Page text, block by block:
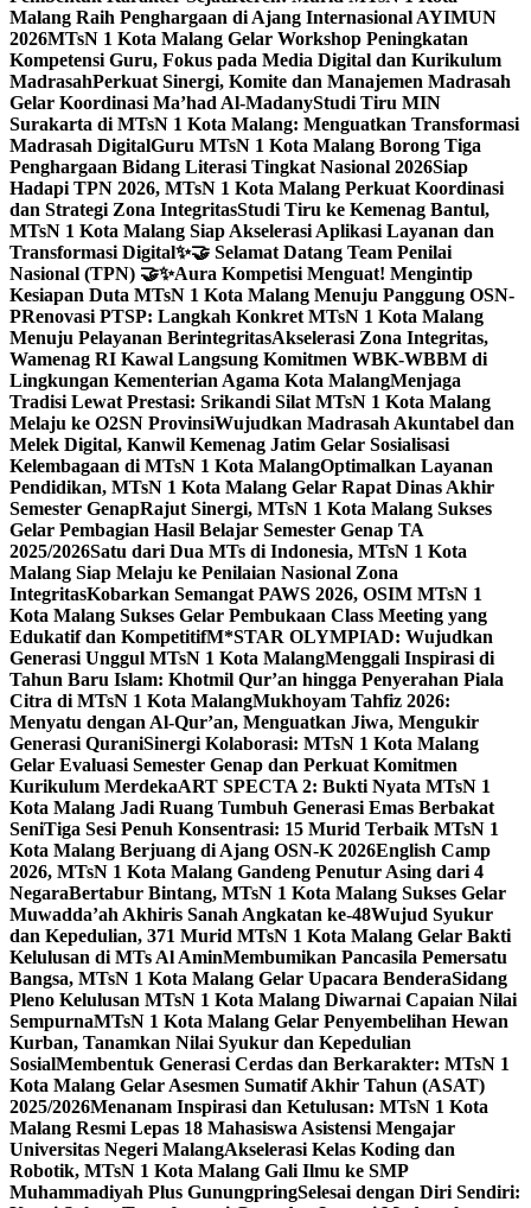
Malang Raih Penghargaan di Ajang Internasional AYIMUN
2026MTsN 1 Kota Malang Gelar Workshop Peningkatan
Kompetensi Guru, Fokus pada Media Digital dan Kurikulum
MadrasahPerkuat Sinergi, Komite dan Manajemen Madrasah
Gelar Koordinasi Ma’had Al-MadanyStudi Tiru MIN
Surakarta di MTsN 1 Kota Malang: Menguatkan Transformasi
Madrasah DigitalGuru MTsN 1 Kota Malang Borong Tiga
Penghargaan Bidang Literasi Tingkat Nasional 2026Siap
Hadapi TPN 2026, MTsN 1 Kota Malang Perkuat Koordinasi
dan Strategi Zona IntegritasStudi Tiru ke Kemenag Bantul,
MTsN 1 Kota Malang Siap Akselerasi Aplikasi Layanan dan
Transformasi Digital✨🤝 Selamat Datang Team Penilai
Nasional (TPN) 🤝✨Aura Kompetisi Menguat! Mengintip
Kesiapan Duta MTsN 1 Kota Malang Menuju Panggung OSN-
PRenovasi PTSP: Langkah Konkret MTsN 1 Kota Malang
Menuju Pelayanan BerintegritasAkselerasi Zona Integritas,
Wamenag RI Kawal Langsung Komitmen WBK-WBBM di
Lingkungan Kementerian Agama Kota MalangMenjaga
Tradisi Lewat Prestasi: Srikandi Silat MTsN 1 Kota Malang
Melaju ke O2SN ProvinsiWujudkan Madrasah Akuntabel dan
Melek Digital, Kanwil Kemenag Jatim Gelar Sosialisasi
Kelembagaan di MTsN 1 Kota MalangOptimalkan Layanan
Pendidikan, MTsN 1 Kota Malang Gelar Rapat Dinas Akhir
Semester GenapRajut Sinergi, MTsN 1 Kota Malang Sukses
Gelar Pembagian Hasil Belajar Semester Genap TA
2025/2026Satu dari Dua MTs di Indonesia, MTsN 1 Kota
Malang Siap Melaju ke Penilaian Nasional Zona
IntegritasKobarkan Semangat PAWS 2026, OSIM MTsN 1
Kota Malang Sukses Gelar Pembukaan Class Meeting yang
Edukatif dan KompetitifM*STAR OLYMPIAD: Wujudkan
Generasi Unggul MTsN 1 Kota MalangMenggali Inspirasi di
Tahun Baru Islam: Khotmil Qur’an hingga Penyerahan Piala
Citra di MTsN 1 Kota MalangMukhoyam Tahfiz 2026:
Menyatu dengan Al-Qur’an, Menguatkan Jiwa, Mengukir
Generasi QuraniSinergi Kolaborasi: MTsN 1 Kota Malang
Gelar Evaluasi Semester Genap dan Perkuat Komitmen
Kurikulum MerdekaART SPECTA 2: Bukti Nyata MTsN 1
Kota Malang Jadi Ruang Tumbuh Generasi Emas Berbakat
SeniTiga Sesi Penuh Konsentrasi: 15 Murid Terbaik MTsN 1
Kota Malang Berjuang di Ajang OSN-K 2026English Camp
2026, MTsN 1 Kota Malang Gandeng Penutur Asing dari 4
NegaraBertabur Bintang, MTsN 1 Kota Malang Sukses Gelar
Muwadda’ah Akhiris Sanah Angkatan ke-48Wujud Syukur
dan Kepedulian, 371 Murid MTsN 1 Kota Malang Gelar Bakti
Kelulusan di MTs Al AminMembumikan Pancasila Pemersatu
Bangsa, MTsN 1 Kota Malang Gelar Upacara BenderaSidang
Pleno Kelulusan MTsN 1 Kota Malang Diwarnai Capaian Nilai
SempurnaMTsN 1 Kota Malang Gelar Penyembelihan Hewan
Kurban, Tanamkan Nilai Syukur dan Kepedulian
SosialMembentuk Generasi Cerdas dan Berkarakter: MTsN 1
Kota Malang Gelar Asesmen Sumatif Akhir Tahun (ASAT)
2025/2026Menanam Inspirasi dan Ketulusan: MTsN 1 Kota
Malang Resmi Lepas 18 Mahasiswa Asistensi Mengajar
Universitas Negeri MalangAkselerasi Kelas Koding dan
Robotik, MTsN 1 Kota Malang Gali Ilmu ke SMP
Muhammadiyah Plus GunungpringSelesai dengan Diri Sendiri: